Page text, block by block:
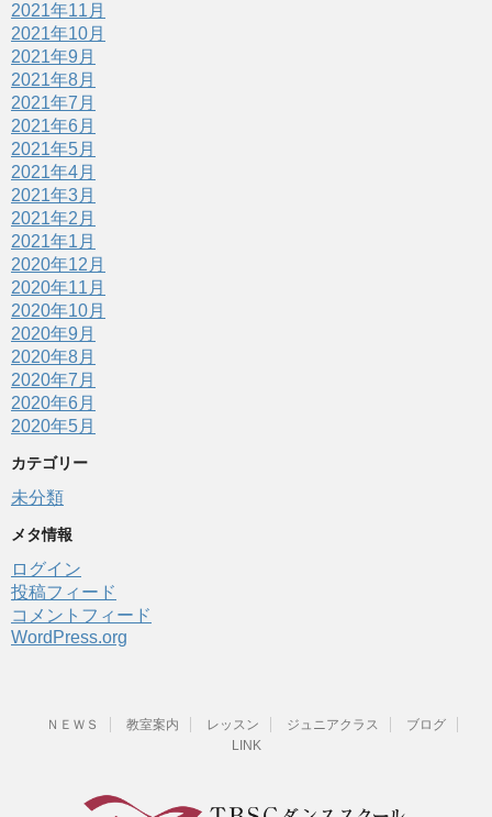
2021年11月
2021年10月
2021年9月
2021年8月
2021年7月
2021年6月
2021年5月
2021年4月
2021年3月
2021年2月
2021年1月
2020年12月
2020年11月
2020年10月
2020年9月
2020年8月
2020年7月
2020年6月
2020年5月
カテゴリー
未分類
メタ情報
ログイン
投稿フィード
コメントフィード
WordPress.org
ＮＥＷＳ 教室案内 レッスン ジュニアクラス
ブログ
LINK